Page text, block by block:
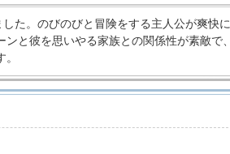
た。のびのびと冒険をする主人公が爽快に
と彼を思いやる家族との関係性が素敵で、